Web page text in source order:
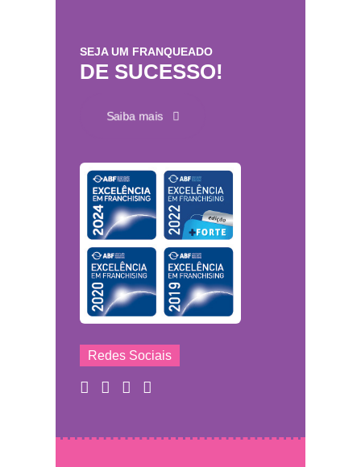
SEJA UM FRANQUEADO
DE SUCESSO!
Saiba mais
Redes Sociais